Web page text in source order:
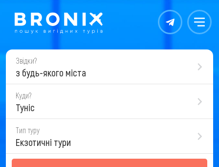
Контакты Меню
Звідки?
з будь-якого міста
Куди?
Туніс
Тип туру
Екзотичні тури